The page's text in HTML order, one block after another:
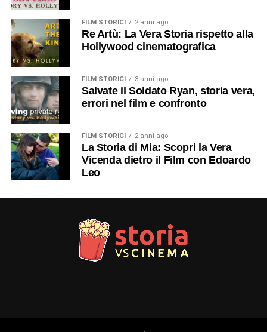
FILM STORICI 2 anni ago
Re Artù: La Vera Storia rispetto alla
Hollywood cinematografica
FILM STORICI 3 anni ago
Salvate il Soldato Ryan, storia vera,
errori nel film e confronto
FILM STORICI 2 anni ago
La Storia di Mia: Scopri la Vera
Vicenda dietro il Film con Edoardo
Leo